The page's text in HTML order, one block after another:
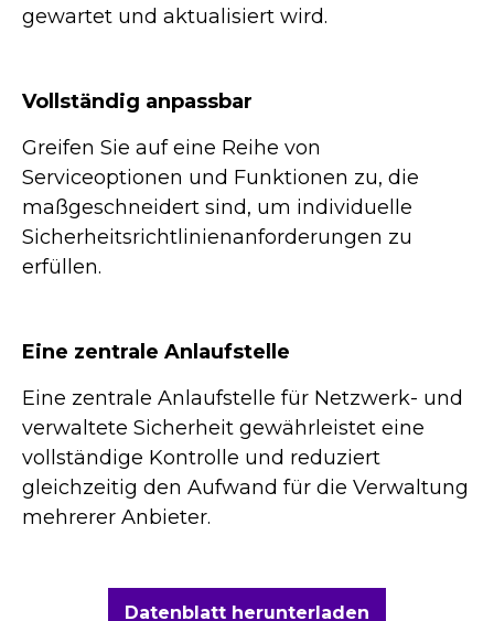
gewartet und aktualisiert wird.
Vollständig anpassbar
Greifen Sie auf eine Reihe von
Serviceoptionen und Funktionen zu, die
maßgeschneidert sind, um individuelle
Sicherheitsrichtlinienanforderungen zu
erfüllen.
Eine zentrale Anlaufstelle
Eine zentrale Anlaufstelle für Netzwerk- und
verwaltete Sicherheit gewährleistet eine
vollständige Kontrolle und reduziert
gleichzeitig den Aufwand für die Verwaltung
mehrerer Anbieter.
Datenblatt herunterladen